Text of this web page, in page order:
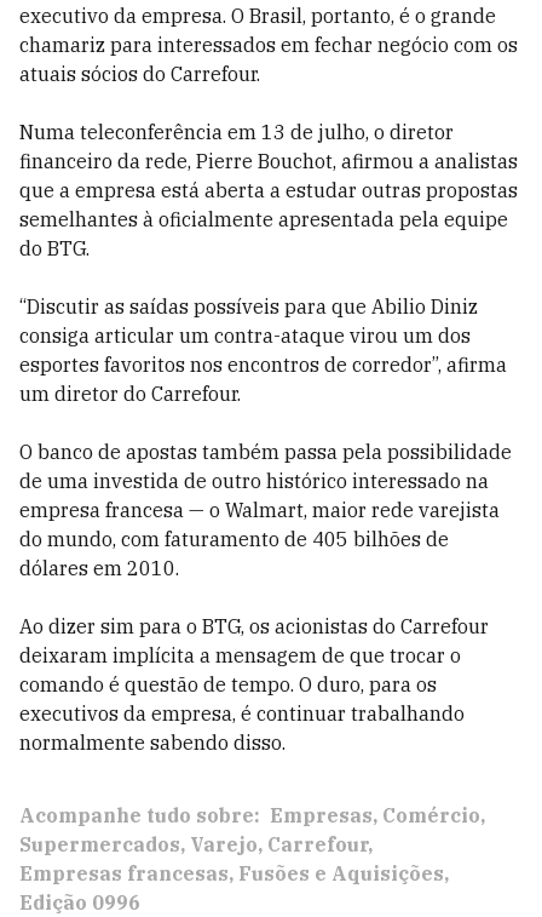
executivo da empresa. O Brasil, portanto, é o grande
chamariz para interessados em fechar negócio com os
atuais sócios do Carrefour.
Numa teleconferência em 13 de julho, o diretor
financeiro da rede, Pierre Bouchot, afirmou a analistas
que a empresa está aberta a estudar outras propostas
semelhantes à oficialmente apresentada pela equipe
do BTG.
“Discutir as saídas possíveis para que Abilio Diniz
consiga articular um contra-ataque virou um dos
esportes favoritos nos encontros de corredor”, afirma
um diretor do Carrefour.
O banco de apostas também passa pela possibilidade
de uma investida de outro histórico interessado na
empresa francesa — o Walmart, maior rede varejista
do mundo, com faturamento de 405 bilhões de
dólares em 2010.
Ao dizer sim para o BTG, os acionistas do Carrefour
deixaram implícita a mensagem de que trocar o
comando é questão de tempo. O duro, para os
executivos da empresa, é continuar trabalhando
normalmente sabendo disso.
Acompanhe tudo sobre: Empresas Comércio
Supermercados Varejo Carrefour
Empresas francesas Fusões e Aquisições
Edição 0996